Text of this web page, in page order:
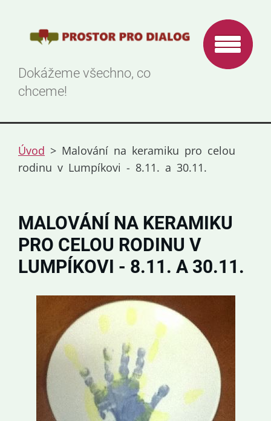
Dokážeme všechno, co
chceme!
Úvod > Malování na keramiku pro celou
rodinu v Lumpíkovi - 8.11. a 30.11.
MALOVÁNÍ NA KERAMIKU
PRO CELOU RODINU V
LUMPÍKOVI - 8.11. A 30.11.